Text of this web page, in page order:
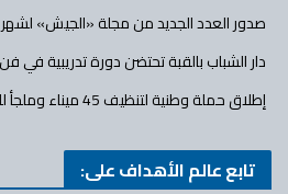
صدور العدد الجديد من مجلة «الجيش» لشهر
دار الشباب بالقبة تحتضن دورة تدريبية في
إطلاق حملة وطنية لتنظيف 45 ميناء وملجأ للصيد عبر الولايات الساحلية
تابع عالم الأهداف على: